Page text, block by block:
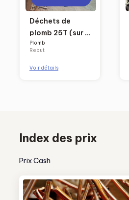
Déchets de
plomb 25T (sur le
point de se
rapidement)
Plomb
Rebut
Voir détails
Index des prix
Prix Cash